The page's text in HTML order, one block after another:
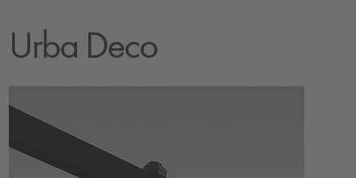
Urba Deco